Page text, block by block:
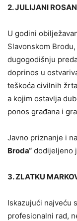
2. JULIJANI
U godini
Slavonskom
dugogodišnju
doprinos u
teškoća civilnih
a kojim ostavlja
ponos građana i
Javno priznanje i
Broda“ dodijeljeno
3. ZLATKU
Iskazujući najveću
profesionalni rad,